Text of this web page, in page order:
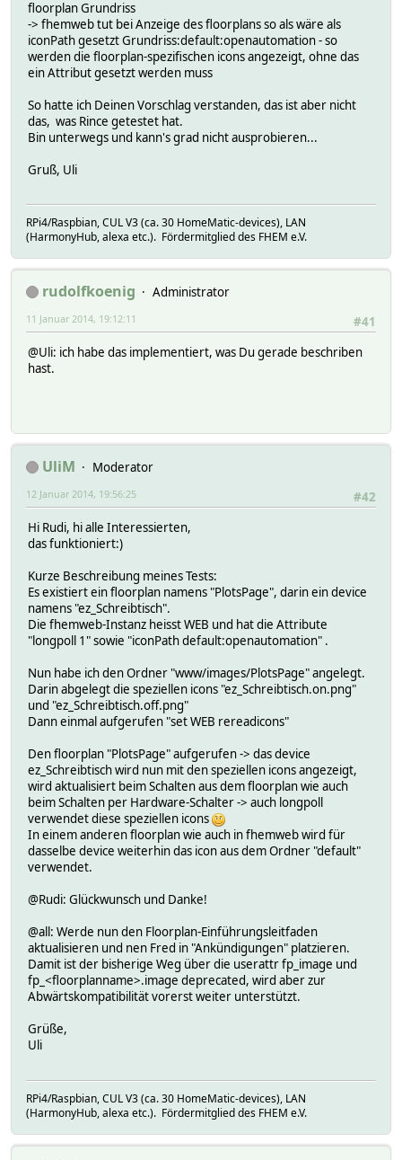
floorplan Grundriss
-> fhemweb tut bei Anzeige des floorplans so als wäre als
iconPath gesetzt Grundriss:default:openautomation - so
werden die floorplan-spezifischen icons angezeigt, ohne das
ein Attribut gesetzt werden muss
So hatte ich Deinen Vorschlag verstanden, das ist aber nicht
das, was Rince getestet hat.
Bin unterwegs und kann's grad nicht ausprobieren...
Gruß, Uli
RPi4/Raspbian, CUL V3 (ca. 30 HomeMatic-devices), LAN
(HarmonyHub, alexa etc.). Fördermitglied des FHEM e.V.
rudolfkoenig
Administrator
#41
11 Januar 2014, 19:12:11
@Uli: ich habe das implementiert, was Du gerade beschriben
hast.
UliM
Moderator
#42
12 Januar 2014, 19:56:25
Hi Rudi, hi alle Interessierten,
das funktioniert:)
Kurze Beschreibung meines Tests:
Es existiert ein floorplan namens "PlotsPage", darin ein device
namens "ez_Schreibtisch".
Die fhemweb-Instanz heisst WEB und hat die Attribute
"longpoll 1" sowie "iconPath default:openautomation" .
Nun habe ich den Ordner "www/images/PlotsPage" angelegt.
Darin abgelegt die speziellen icons "ez_Schreibtisch.on.png"
und "ez_Schreibtisch.off.png"
Dann einmal aufgerufen "set WEB rereadicons"
Den floorplan "PlotsPage" aufgerufen -> das device
ez_Schreibtisch wird nun mit den speziellen icons angezeigt,
wird aktualisiert beim Schalten aus dem floorplan wie auch
beim Schalten per Hardware-Schalter -> auch longpoll
verwendet diese speziellen icons
In einem anderen floorplan wie auch in fhemweb wird für
dasselbe device weiterhin das icon aus dem Ordner "default"
verwendet.
@Rudi: Glückwunsch und Danke!
@all: Werde nun den Floorplan-Einführungsleitfaden
aktualisieren und nen Fred in "Ankündigungen" platzieren.
Damit ist der bisherige Weg über die userattr fp_image und
fp_<floorplanname>.image deprecated, wird aber zur
Abwärtskompatibilität vorerst weiter unterstützt.
Grüße,
Uli
RPi4/Raspbian, CUL V3 (ca. 30 HomeMatic-devices), LAN
(HarmonyHub, alexa etc.). Fördermitglied des FHEM e.V.